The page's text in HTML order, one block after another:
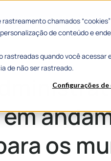
chamados
de conteúdo e
rastreadas quando você acessar
de não ser rastreado.
Configurações de
Histórias de Sucesso
em andamento e impactos para
os